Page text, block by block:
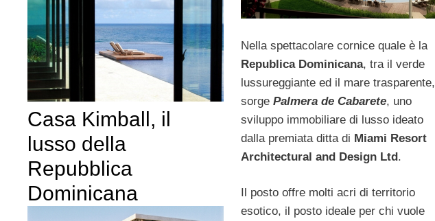
Nella spettacolare cornice quale è la
Republica Dominicana, tra il verde
lussureggiante ed il mare trasparente,
sorge Palmera de Cabarete, uno
sviluppo immobiliare di lusso ideato
dalla premiata ditta di Miami Resort
Architectural and Design Ltd.
Il posto offre molti acri di territorio
esotico, il posto ideale per chi vuole
Casa Kimball, il
lusso della
Repubblica
Dominicana